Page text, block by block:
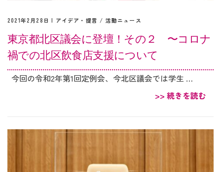
2021年2月28日 | アイデア・提言 / 活動ニュース
東京都北区議会に登壇！その２ 〜コロナ
禍での北区飲食店支援について
今回の令和2年第1回定例会、今北区議会では学生 …
>> 続きを読む